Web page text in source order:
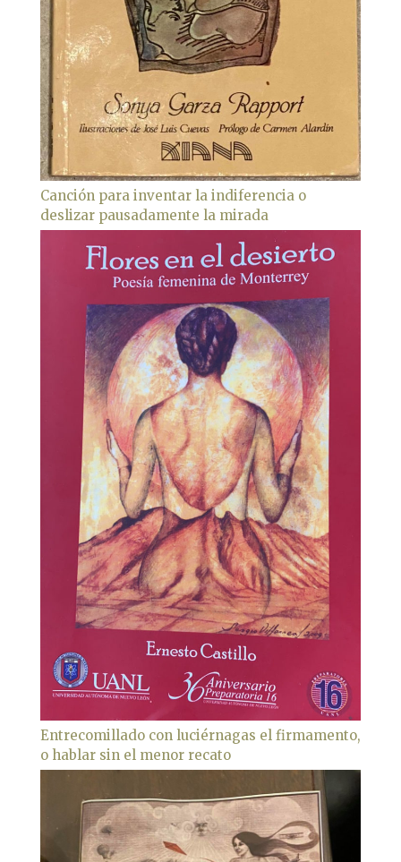
Canción para inventar la indiferencia o
deslizar pausadamente la mirada
Entrecomillado con luciérnagas el firmamento,
o hablar sin el menor recato